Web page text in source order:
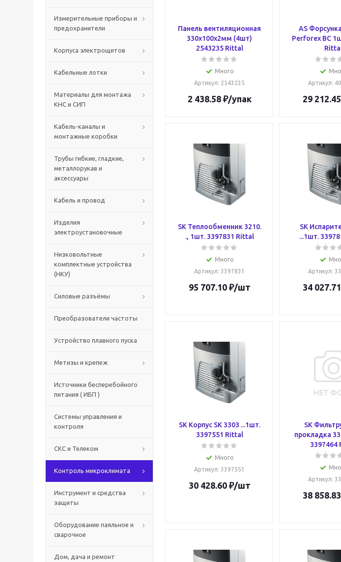
Измерительные приборы и
предохранители
Корпуса электрощитов
Кабельные лотки
Материалы для монтажа
КНС и СИП
Кабель-каналы и
монтажные коробки
Трубы гибкие, гладкие,
металлорукав и
аксессуары
Кабель и провод
Изделия
электроустановочные
Низковольтные
комплектные устройства
(НКУ)
Силовые разъёмы
Преобразователи частоты
Устройство плавного пуска
Метизы и крепеж
Источники бесперебойного
питания ( ИБП )
Системы управления и
контроля
СКС и Телеком
Контроль микроклимата
Инструмент и средства
защиты
Оборудование паяльное и
сварочное
Дом, дача и ремонт
Панель вентиляционная
330x100x2мм (4шт)
2543235 Rittal
Много
Артикул: 2543235
2 438.58₽/упак
AS
Perforex BC
Артикул:
29 212.45
SK Теплообменник 3210.
., 1шт. 3397831 Rittal
Много
Артикул: 3397831
95 707.10₽/шт
SK
...1шт.
Артикул:
34 027.71
SK Корпус SK 3303 ...1шт.
3397551 Rittal
Много
Артикул: 3397551
30 428.60₽/шт
SK
прокладка
3397464
Артикул:
38 858.83